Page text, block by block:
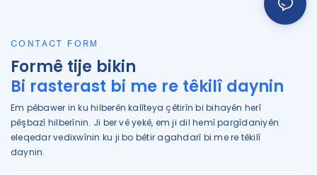
CONTACT FORM
Formê tije bikin
Bi rasterast bi me re têkilî daynin
Em pêbawer in ku hilberên kalîteya çêtirîn bi bihayên herî
pêşbazî hilberînin. Ji ber vê yekê, em ji dil hemî pargîdaniyên
eleqedar vedixwînin ku ji bo bêtir agahdarî bi me re têkilî
daynin.